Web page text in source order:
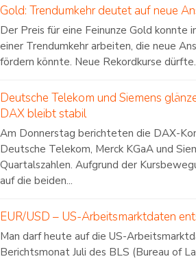
Gold: Trendumkehr deutet auf neue
Der Preis für eine Feinunze Gold konnte
einer Trendumkehr arbeiten, die neue
fördern könnte. Neue Rekordkurse
Deutsche Telekom und Siemens
DAX bleibt stabil
Am Donnerstag berichteten die DAX-
Deutsche Telekom, Merck KGaA und
Quartalszahlen. Aufgrund der
auf die beiden...
EUR/USD – US-Arbeitsmarktdaten
Man darf heute auf die US-
Berichtsmonat Juli des BLS (Bureau of